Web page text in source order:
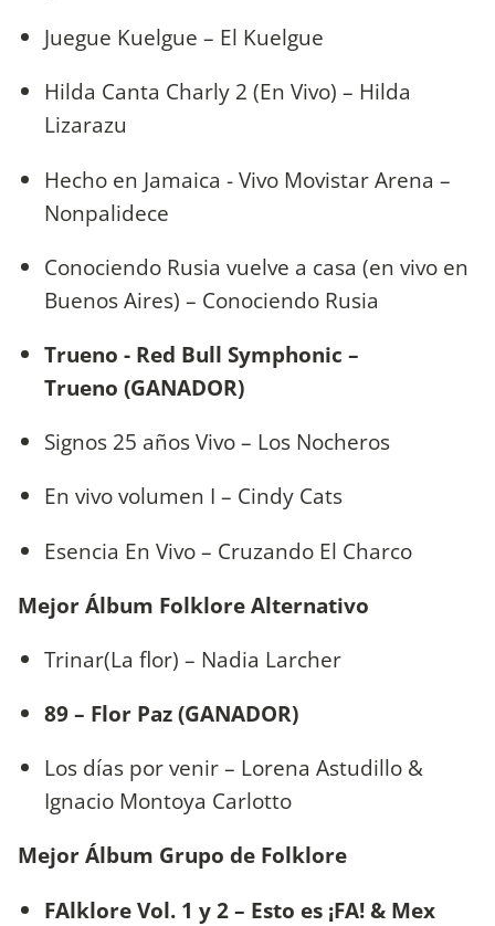
Juegue Kuelgue – El Kuelgue
Hilda Canta Charly 2 (En Vivo) – Hilda
Lizarazu
Hecho en Jamaica - Vivo Movistar Arena –
Nonpalidece
Conociendo Rusia vuelve a casa (en vivo en
Buenos Aires) – Conociendo Rusia
Trueno - Red Bull Symphonic –
Trueno (GANADOR)
Signos 25 años Vivo – Los Nocheros
En vivo volumen I – Cindy Cats
Esencia En Vivo – Cruzando El Charco
Mejor Álbum Folklore Alternativo
Trinar(La flor) – Nadia Larcher
89 – Flor Paz (GANADOR)
Los días por venir – Lorena Astudillo &
Ignacio Montoya Carlotto
Mejor Álbum Grupo de Folklore
FAlklore Vol. 1 y 2 – Esto es ¡FA! & Mex